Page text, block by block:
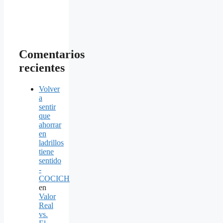
Comentarios
recientes
Volver
a
sentir
que
ahorrar
en
ladrillos
tiene
sentido
-
COCICH
en
Valor
Real
vs.